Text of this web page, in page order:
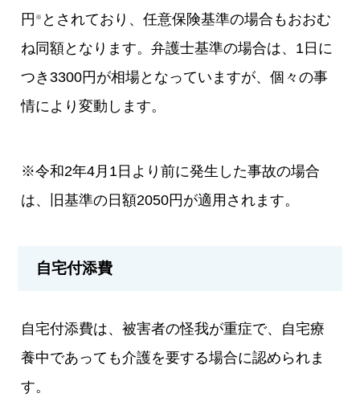
円 ※ とされており、任意保険基準の場合もおおむ
ね同額となります。弁護士基準の場合は、1日に
つき3300円が相場となっていますが、個々の事
情により変動します。
※令和2年4月1日より前に発生した事故の場合
は、旧基準の日額2050円が適用されます。
自宅付添費
自宅付添費は、被害者の怪我が重症で、自宅療
養中であっても介護を要する場合に認められま
す。